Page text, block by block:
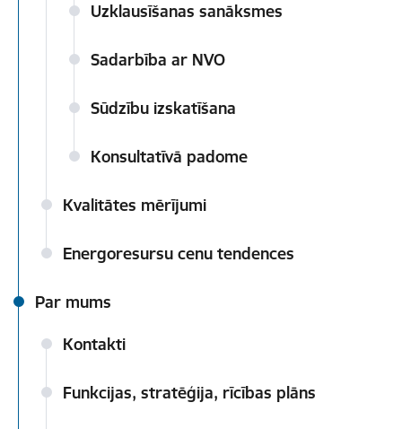
Uzklausīšanas sanāksmes
Sadarbība ar NVO
Sūdzību izskatīšana
Konsultatīvā padome
Kvalitātes mērījumi
Energoresursu cenu tendences
Par mums
Kontakti
Funkcijas, stratēģija, rīcības plāns